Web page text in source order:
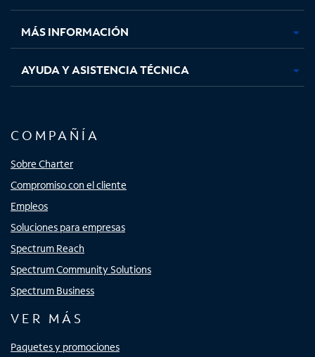
nuevanuevanuevanueva
MÁS INFORMACIÓN
AYUDA Y ASISTENCIA TÉCNICA
COMPAÑÍA
Sobre Charter
Compromiso con el cliente
Empleos
Soluciones para empresas
Spectrum Reach
Spectrum Community Solutions
Spectrum Business
VER MÁS
Paquetes y promociones